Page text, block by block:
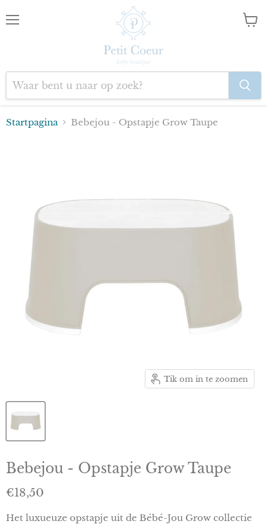
Startpagina Bebejou - Opstapje Grow Taupe
Tik om in te zoomen
Bebejou - Opstapje Grow Taupe
Huidige prijs
€18,50
Het luxueuze opstapje uit de Bébé-Jou Grow collectie